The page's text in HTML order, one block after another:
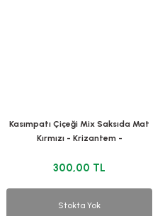
Kasımpatı Çiçeği Mix Saksıda Mat
Kırmızı - Krizantem -
300,00 TL
Stokta Yok